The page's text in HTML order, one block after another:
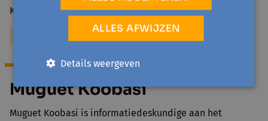
Kenniscentrum voor de Gezondheidszorg Gent en…
Meer over Ann De Meulemeester
Muguet Koobasi
Muguet Koobasi is informatiedeskundige aan het
ALLES AFWIJZEN
Details weergeven